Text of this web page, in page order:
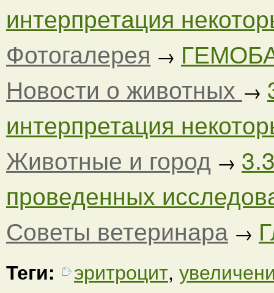
интерпретация
Фотогалерея →
Новости о животных →
интерпретация
Животные и город →
проведенных
Советы ветеринара →
Теги: эритроцит,